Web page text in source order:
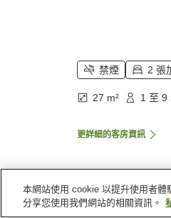
禁煙 2 張
27 m² 1 至 9
更詳細的客房資訊
主頁 美國 伊利
本網站使用 cookie 以提升使用者
分享您使用我們網站的相關資訊。